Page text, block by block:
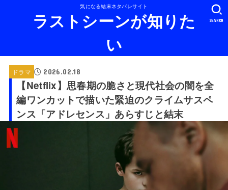
気になる結末ネタバレサイト
ラストシーンが知りた
い
SEARCH
ドラマ 2026.02.18
【Netflix】思春期の脆さと現代社会の闇を全
編ワンカットで描いた緊迫のクライムサスペ
ンス「アドレセンス」あらすじと結末